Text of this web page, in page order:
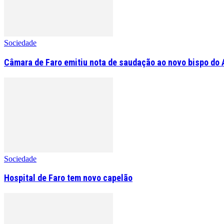
Sociedade
Câmara de Faro emitiu nota de saudação ao novo bispo do
Sociedade
Hospital de Faro tem novo capelão